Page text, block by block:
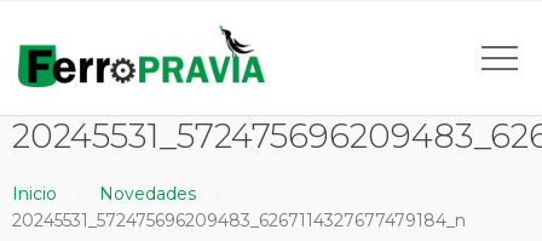
Inicio
Novedades
20245531_572475696209483_6267114327677479184_n